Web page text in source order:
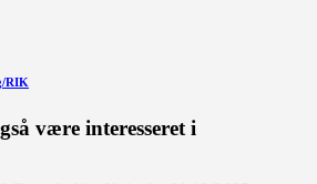
RIK
være interesseret i